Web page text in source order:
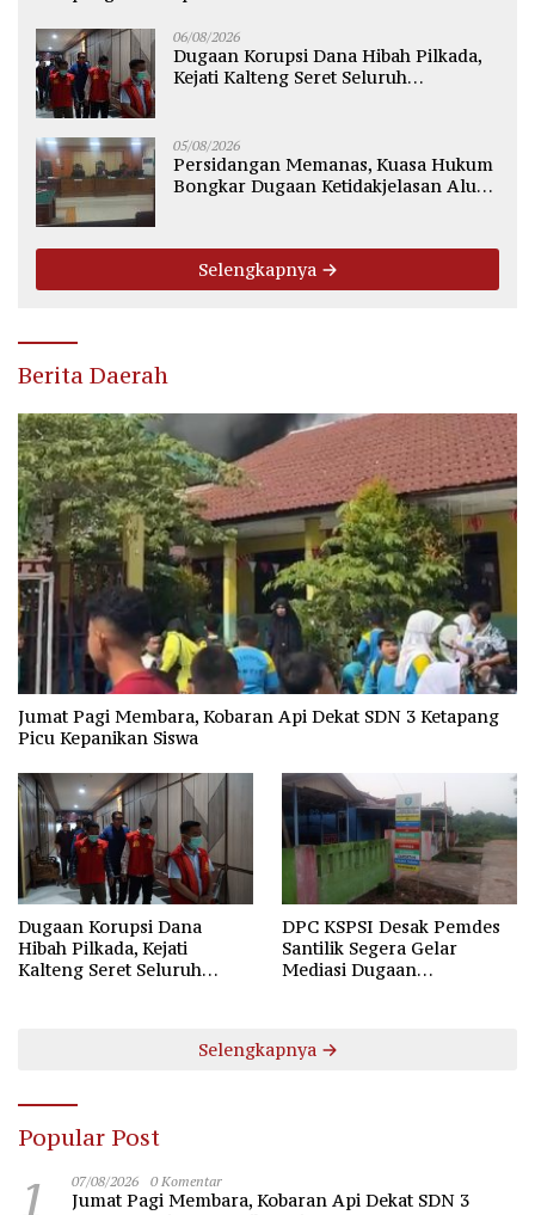
06/08/2026
Dugaan Korupsi Dana Hibah Pilkada,
Kejati Kalteng Seret Seluruh
05/08/2026
Persidangan Memanas, Kuasa Hukum
Bongkar Dugaan Ketidakjelasan Alur
Selengkapnya
Berita Daerah
Jumat Pagi Membara, Kobaran Api Dekat SDN 3 Ketapang
Picu Kepanikan Siswa
Dugaan Korupsi Dana
Hibah Pilkada, Kejati
Kalteng Seret Seluruh
DPC KSPSI Desak Pemdes
Santilik Segera Gelar
Mediasi Dugaan
Selengkapnya
Popular Post
1 07/08/2026 0 Komentar
Jumat Pagi Membara, Kobaran Api Dekat SDN 3